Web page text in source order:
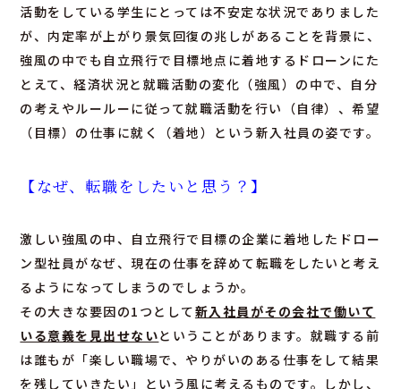
活動をしている学生にとっては不安定な状況でありました
が、内定率が上がり景気回復の兆しがあることを背景に、
強風の中でも自立飛行で目標地点に着地するドローンにた
とえて、経済状況と就職活動の変化（強風）の中で、自分
の考えやルールーに従って就職活動を行い（自律）、希望
（目標）の仕事に就く（着地）という新入社員の姿です。
【なぜ、転職をしたいと思う？】
激しい強風の中、自立飛行で目標の企業に着地したドロー
ン型社員がなぜ、現在の仕事を辞めて転職をしたいと考え
るようになってしまうのでしょうか。
その大きな要因の1つとして新入社員がその会社で働いて
いる意義を見出せないということがあります。就職する前
は誰もが「楽しい職場で、やりがいのある仕事をして結果
を残していきたい」という風に考えるものです。しかし、